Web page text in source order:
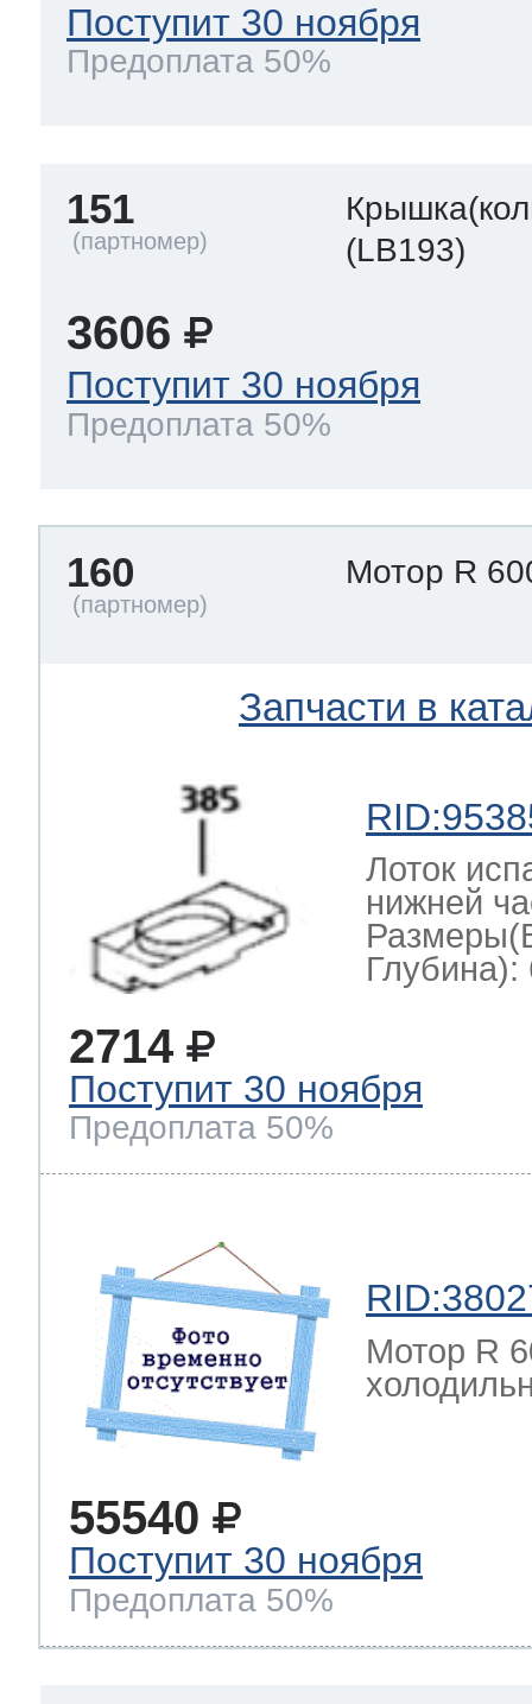
Поступит 30 ноября
Предоплата 50%
151
(LB193)
3606
Поступит 30 ноября
Предоплата 50%
160 Мотор R
Запчасти в
Лоток
нижней
Глубина):
2714
Поступит 30 ноября
Предоплата 50%
Мотор R
55540
Поступит 30 ноября
Предоплата 50%